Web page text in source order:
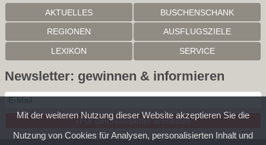
AKTUELLES BUSCHENSCHANK
REGIONEN AUSFLUGSZIELE
LEXIKON SERVICE
Newsletter: gewinnen & informieren
»Für den Newsletter anmelden
Mit der weiteren Nutzung dieser Website akzeptieren Sie die
Nutzung von Cookies für Analysen, personalisierten Inhalt und